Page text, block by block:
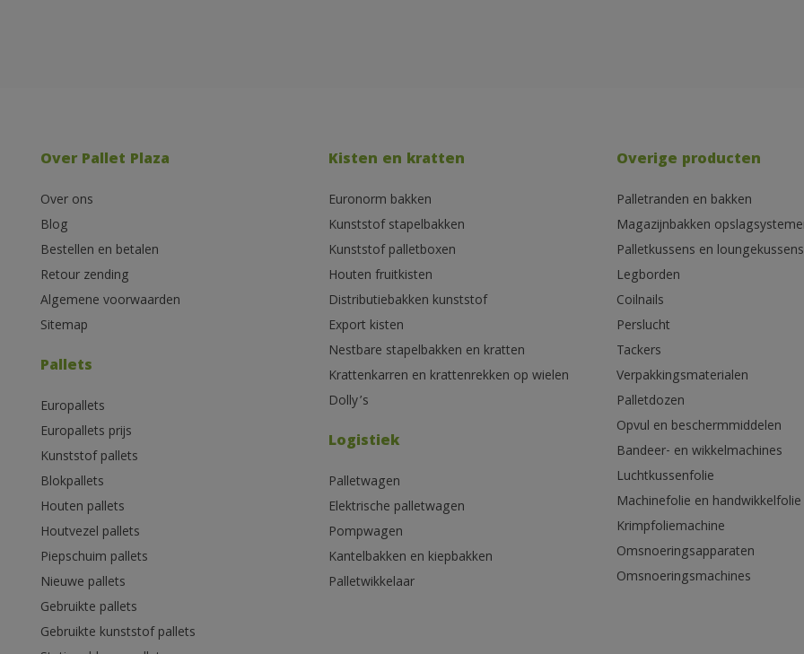
Over Pallet Plaza
Over ons
Blog
Bestellen en betalen
Retour zending
Algemene voorwaarden
Sitemap
Pallets
Europallets
Europallets prijs
Kunststof pallets
Blokpallets
Houten pallets
Houtvezel pallets
Piepschuim pallets
Nieuwe pallets
Gebruikte pallets
Gebruikte kunststof pallets
Kisten en kratten
Euronorm bakken
Kunststof stapelbakken
Kunststof palletboxen
Houten fruitkisten
Distributiebakken kunststof
Export kisten
Nestbare stapelbakken en kratten
Krattenkarren en krattenrekken op wielen
Dolly’s
Logistiek
Palletwagen
Elektrische palletwagen
Pompwagen
Kantelbakken en kiepbakken
Palletwikkelaar
Overige producten
Palletranden en bakken
Magazijnbakken
Palletkussens en loungekussens
Legborden
Coilnails
Perslucht
Tackers
Verpakkingsmaterialen
Palletdozen
Opvul en beschermmiddelen
Bandeer- en wikkelmachines
Luchtkussenfolie
Machinefolie en handwikkelfolie
Krimpfoliemachine
Omsnoeringsapparaten
Omsnoeringsmachines